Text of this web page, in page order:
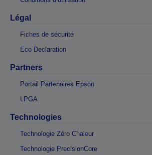
Légal
Fiches de sécurité
Eco Declaration
Partners
Portail Partenaires Epson
LPGA
Technologies
Technologie Zéro Chaleur
Technologie PrecisionCore